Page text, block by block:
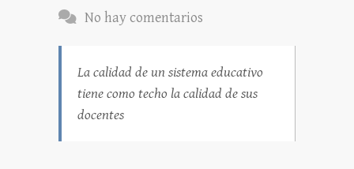
No hay comentarios
La calidad de un sistema educativo
tiene como techo la calidad de sus
docentes